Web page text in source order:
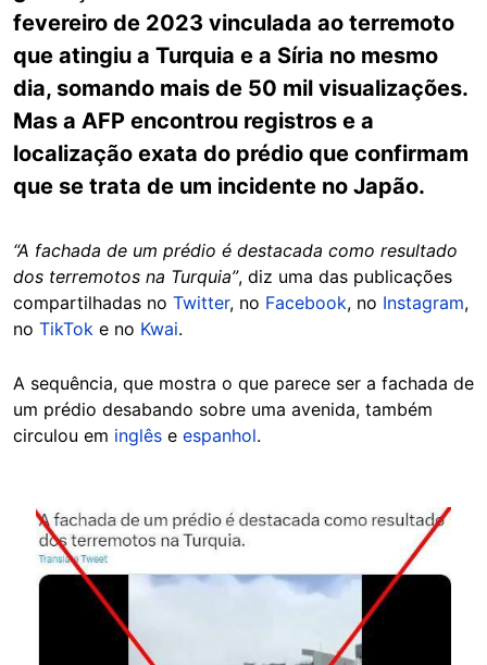
fevereiro de 2023 vinculada ao terremoto
que atingiu a Turquia e a Síria no mesmo
dia, somando mais de 50 mil visualizações.
Mas a AFP encontrou registros e a
localização exata do prédio que confirmam
que se trata de um incidente no Japão.
“A fachada de um prédio é destacada como resultado
dos terremotos na Turquia”, diz uma das publicações
compartilhadas no Twitter, no Facebook, no Instagram,
no TikTok e no Kwai.
A sequência, que mostra o que parece ser a fachada de
um prédio desabando sobre uma avenida, também
circulou em inglês e espanhol.
Image